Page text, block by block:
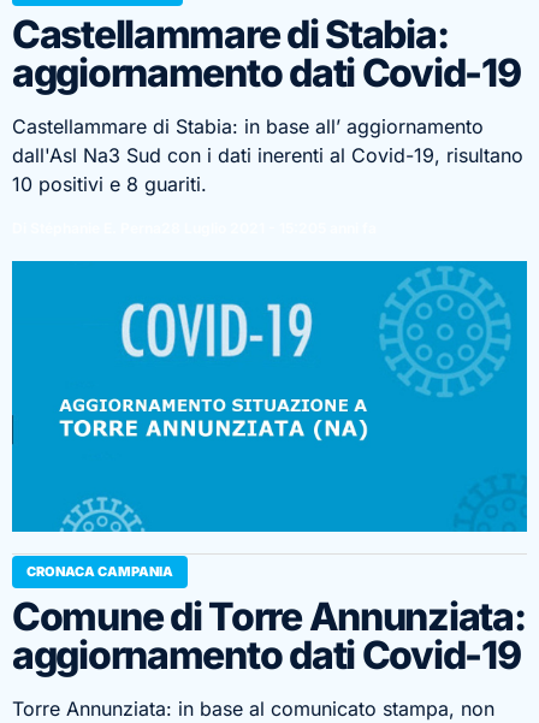
Castellammare di Stabia:
aggiornamento dati Covid-19
Castellammare di Stabia: in base all’ aggiornamento
dall'Asl Na3 Sud con i dati inerenti al Covid-19, risultano
10 positivi e 8 guariti.
CRONACA CAMPANIA
Comune di Torre Annunziata:
aggiornamento dati Covid-19
Torre Annunziata: in base al comunicato stampa, non